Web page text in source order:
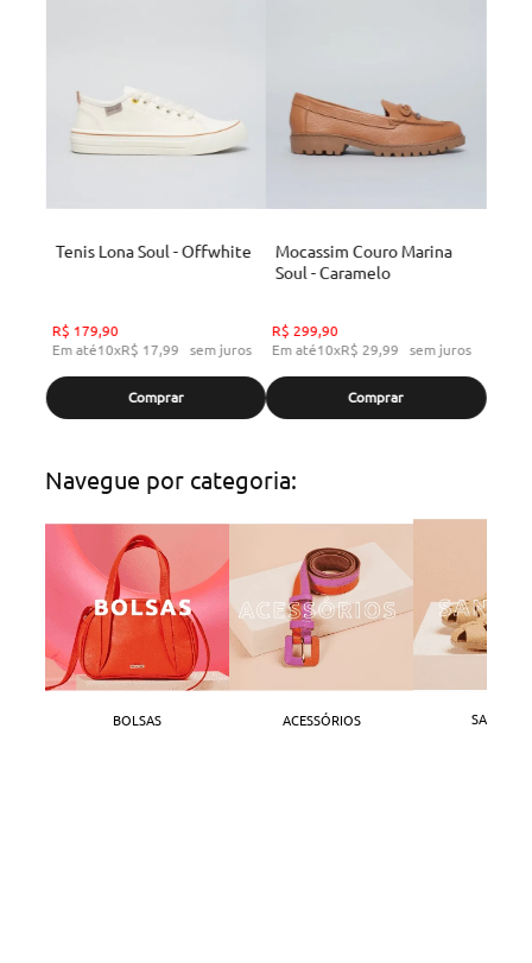
Tenis Lona Soul - Offwhite
R$ 179,90
Em até10xR$ 17,99 sem juros
Comprar
Mocassim Couro Marina
Soul - Caramelo
R$ 299,90
Em até10xR$ 29,99 sem juros
Comprar
Navegue por categoria:
BOLSAS ACESSÓRIOS